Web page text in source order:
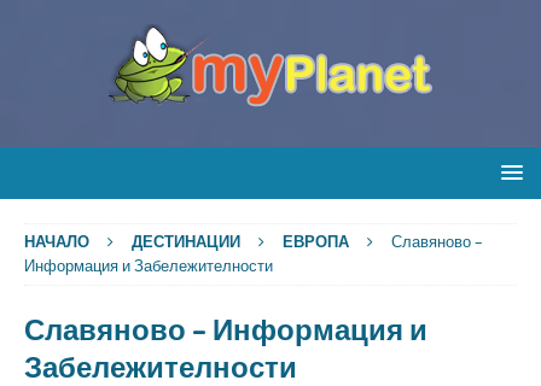
НАЧАЛО ДЕСТИНАЦИИ ЕВРОПА
Славяново –
Информация и Забележителности
Славяново – Информация и
Забележителности